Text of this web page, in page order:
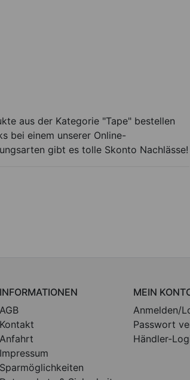
aus der Kategorie "Tape" bestellen
bei einem unserer Online-
gibt es tolle Skonto Nachlässe!
INFORMATIONEN
AGB
Kontakt
Anfahrt
Impressum
Sparmöglichkeiten
MEIN
Anmelden/
Passwort
Händler-